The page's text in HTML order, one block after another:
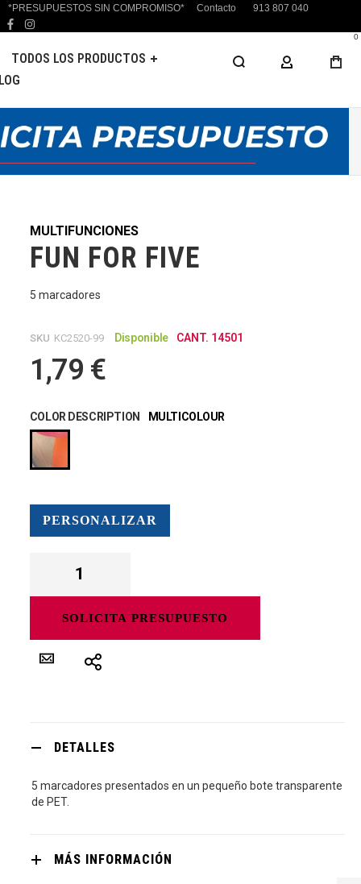
*PRESUPUESTOS SIN COMPROMISO* Contacto 913 807 040
facebook
instagram
TODOS LOS PRODUCTOS
MI CUENTA
0
MULTIFUNCIONES
FUN FOR FIVE
5 marcadores
SKU KC2520-99 Disponible CANT. 14501
1,79 €
COLOR DESCRIPTION MULTICOLOUR
PERSONALIZAR
SOLICITA PRESUPUESTO
DETALLES
5 marcadores presentados en un pequeño bote transparente
de PET.
MÁS INFORMACIÓN